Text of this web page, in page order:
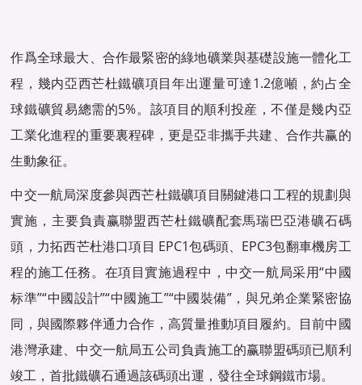
作爲全球最大、合作最緊密的綠地礦業與基礎設施一體化工
程，幾内亞西芒杜鐵礦項目年出運量可達1.2億噸，約占全
球鐵礦貿易總需的5%。該項目的順利投産，不僅是幾内亞
工業化進程的重要裏程碑，更是亞非攜手共建、合作共赢的
生動象征。
中交一航局深度參與西芒杜鐵礦項目關鍵港口工程的規劃與
實施，主要負責赢聯盟西芒杜鐵礦配套馬瑞巴亞港礦石碼
頭，力拓西芒杜港口項目 EPC1包碼頭、EPC3包翻車機房工
程的施工任務。在項目實施過程中，中交一航局采用“中國
标準”“中國設計”“中國施工”“中國裝備”，與兄弟企業緊密協
同，與國際夥伴通力合作，高質量推動項目履約。目前中國
港灣承建、中交一航局五公司負責施工的赢聯盟碼頭已順利
竣工，首批鐵礦石通過該碼頭出運，發往全球鋼鐵市場。